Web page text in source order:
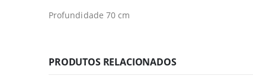
Profundidade 70 cm
PRODUTOS RELACIONADOS